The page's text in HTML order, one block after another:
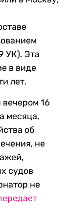
УК). Эта
в виде
лет.
16
месяца,
об
не
судов
не